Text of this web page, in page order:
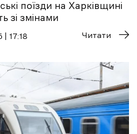
поїзди на Харківщині
зі змінами
| 17:18 Читати